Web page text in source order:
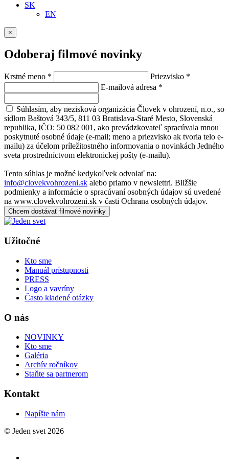
SK
EN
×
Odoberaj filmové novinky
Krstné meno * Priezvisko *
E-mailová adresa *
Súhlasím, aby nezisková organizácia Človek v ohrození, n.o., so
sídlom Baštová 343/5, 811 03 Bratislava-Staré Mesto, Slovenská
republika, IČO: 50 082 001, ako prevádzkovateľ spracúvala mnou
poskytnuté osobné údaje (e-mail; meno a priezvisko ak tvoria telo e-
mailu) za účelom príležitostného informovania o novinkách Jedného
sveta prostredníctvom elektronickej pošty (e-mailu).
Tento súhlas je možné kedykoľvek odvolať na:
info@clovekvohrozeni.sk alebo priamo v newslettri. Bližšie
podmienky a informácie o spracúvaní osobných údajov sú uvedené
na www.clovekvohrozeni.sk v časti Ochrana osobných údajov.
Chcem dostávať filmové novinky
Užitočné
Kto sme
Manuál prístupnosti
PRESS
Logo a vavríny
Často kladené otázky
O nás
NOVINKY
Kto sme
Galéria
Archív ročníkov
Staňte sa partnerom
Kontakt
Napíšte nám
© Jeden svet 2026